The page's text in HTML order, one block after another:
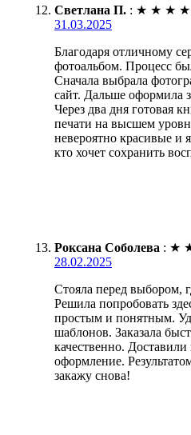
Светлана П. : ★ ★ ★ ★
31.03.2025
Благодаря отличному
фотоальбом. Процесс
Сначала выбрала
сайт. Дальше оформила
Через два дня готовая
печати на высшем
невероятно красивые и
кто хочет сохранить
Роксана Соболева : ★
28.02.2025
Стояла перед выбором,
Решила попробовать
простым и понятным.
шаблонов. Заказала
качественно.
оформление.
закажу снова!